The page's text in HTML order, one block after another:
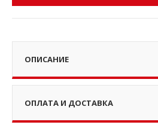
ОПИСАНИЕ
ОПЛАТА И ДОСТАВКА